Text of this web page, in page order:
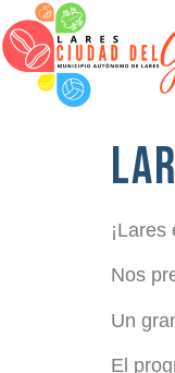
Nos
Un
El